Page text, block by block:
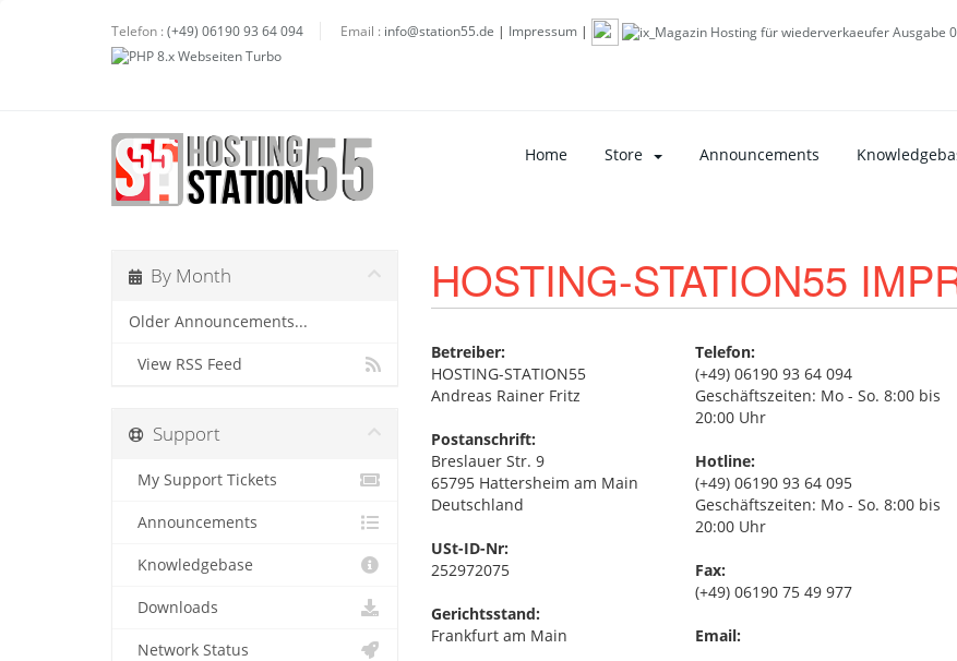
Telefon : (+49) 06190 93 64 094 Email : info@station55.de | Impressum |
Home Store Announcements
HOSTING-STATION55
By Month
Older Announcements...
View RSS Feed
Betreiber:
HOSTING-STATION55
Andreas Rainer Fritz
Postanschrift:
Breslauer Str. 9
65795 Hattersheim am Main
Deutschland
USt-ID-Nr:
252972075
Gerichtsstand:
Frankfurt am Main
Telefon:
(+49) 06190 93 64 094
Geschäftszeiten: Mo - So. 8:00 bis
20:00 Uhr
Hotline:
(+49) 06190 93 64 095
Geschäftszeiten: Mo - So. 8:00 bis
20:00 Uhr
Fax:
(+49) 06190 75 49 977
Email:
Support
My Support Tickets
Announcements
Knowledgebase
Downloads
Network Status